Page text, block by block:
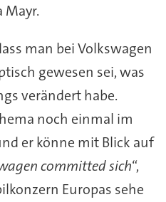
Mayr.
man bei Volkswagen
gewesen sei, was
verändert habe.
noch einmal im
er könne mit Blick auf
committed sich“,
Europas sehe